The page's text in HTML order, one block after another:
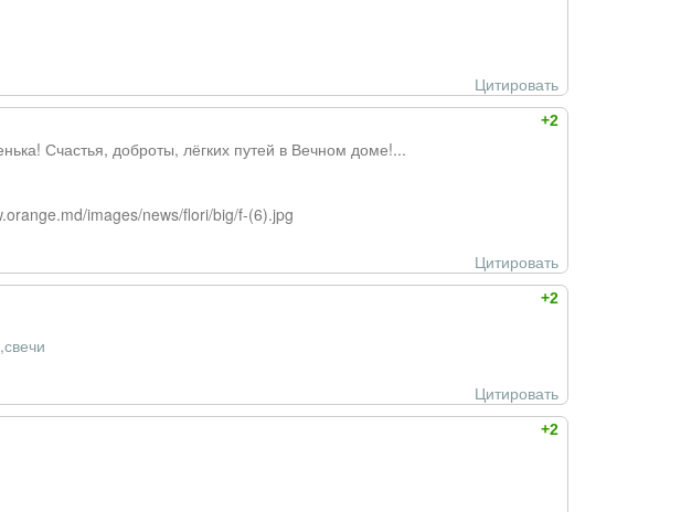
Цитировать
+2
Счастья, доброты, лёгких путей в Вечном доме!...
images/news/flori/big/f-(6).jpg
Цитировать
+2
Цитировать
+2